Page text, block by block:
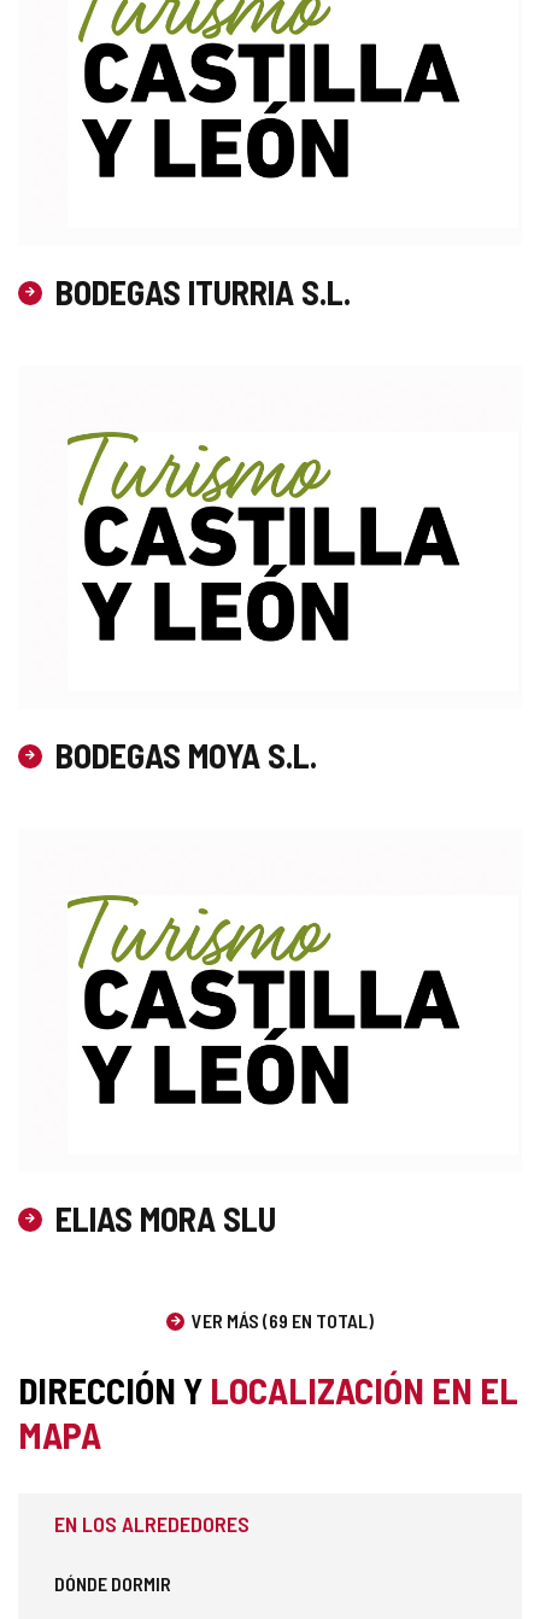
BODEGAS ITURRIA S.L.
BODEGAS MOYA S.L.
ELIAS MORA SLU
VER MÁS (69 EN TOTAL)
DIRECCIÓN Y LOCALIZACIÓN EN EL
MAPA
EN LOS ALREDEDORES
DÓNDE DORMIR